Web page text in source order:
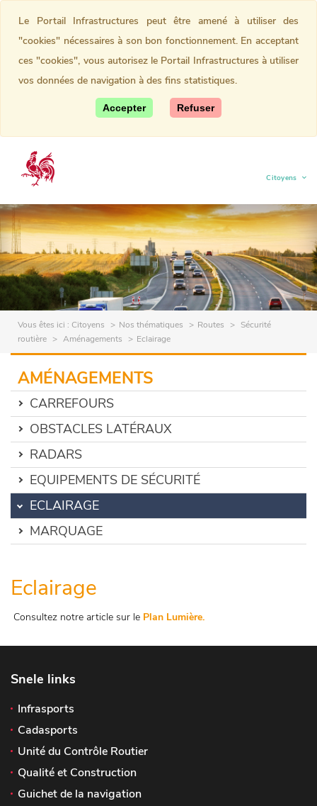
Citoyens
(current)
Vous êtes ici : Citoyens Nos thématiques Routes
Sécurité
routière
Aménagements Eclairage
AMÉNAGEMENTS
CARREFOURS
OBSTACLES LATÉRAUX
RADARS
EQUIPEMENTS DE SÉCURITÉ
ECLAIRAGE
MARQUAGE
Eclairage
Consultez notre article sur le Plan Lumière.
Snele links
Infrasports
Cadasports
Unité du Contrôle Routier
Qualité et Construction
Guichet de la navigation
Le Portail Infrastructures peut être amené à utiliser des
"cookies" nécessaires à son bon fonctionnement. En acceptant
ces "cookies", vous autorisez le Portail Infrastructures à utiliser
vos données de navigation à des fins statistiques.
Accepter Refuser